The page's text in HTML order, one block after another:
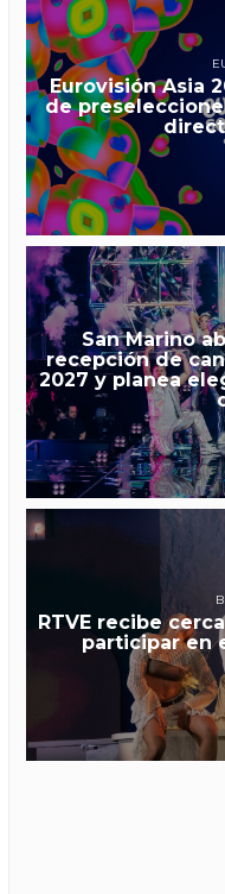
Eurovisión Asia
de
San Marino
recepción de
2027 y planea
RTVE recibe
participar en